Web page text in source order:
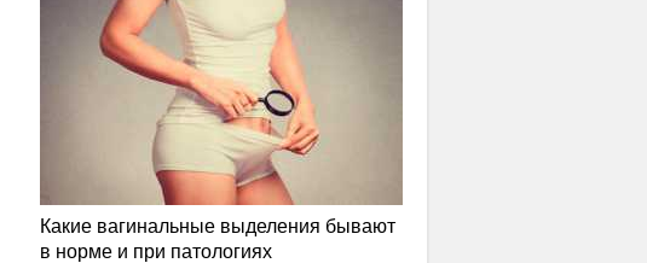
Какие вагинальные выделения бывают
в норме и при патологиях